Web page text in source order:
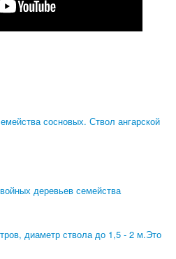
сосновых. Ствол ангарской
деревьев семейства
диаметр ствола до 1,5 - 2 м.Это